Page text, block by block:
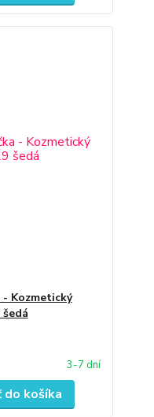
Kozmetický
3-7 dní
do košíka